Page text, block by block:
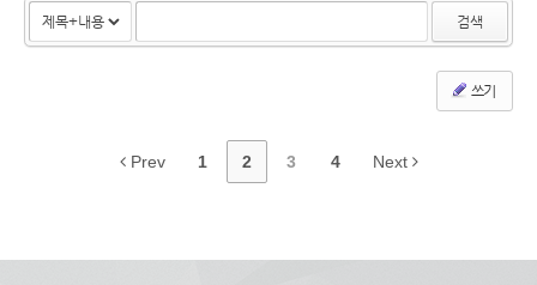
검색
쓰기
Prev 1 2 3 4 Next